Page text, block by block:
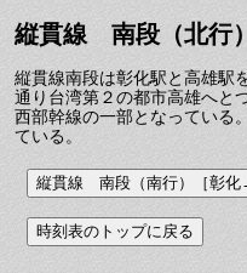
縦貫線 南段（北行
縦貫線南段は彰化駅と高雄駅
通り台湾第２の都市高雄へと
西部幹線の一部となっている
ている。